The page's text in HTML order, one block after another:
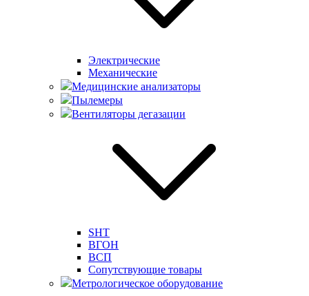
Электрические
Механические
Медицинские анализаторы
Пылемеры
Вентиляторы дегазации
SHT
ВГОН
ВСП
Сопутствующие товары
Метрологическое оборудование